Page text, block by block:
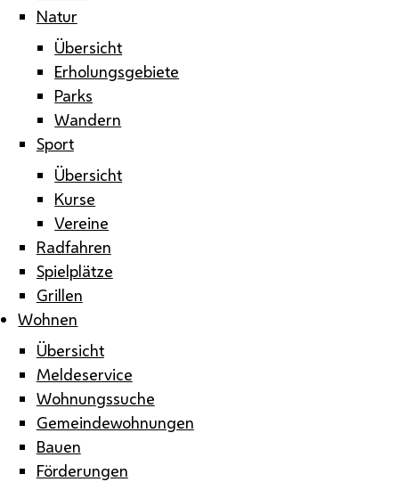
Natur
Übersicht
Erholungsgebiete
Parks
Wandern
Sport
Übersicht
Kurse
Vereine
Radfahren
Spielplätze
Grillen
Wohnen
Übersicht
Meldeservice
Wohnungssuche
Gemeindewohnungen
Bauen
Förderungen